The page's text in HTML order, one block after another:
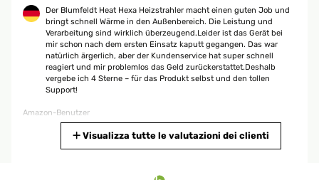
Der Blumfeldt Heat Hexa Heizstrahler macht einen guten Job und
bringt schnell Wärme in den Außenbereich. Die Leistung und
Verarbeitung sind wirklich überzeugend.Leider ist das Gerät bei
mir schon nach dem ersten Einsatz kaputt gegangen. Das war
natürlich ärgerlich, aber der Kundenservice hat super schnell
reagiert und mir problemlos das Geld zurückerstattet.Deshalb
vergebe ich 4 Sterne – für das Produkt selbst und den tollen
Support!
Amazon-Benutzer
Visualizza tutte le valutazioni dei clienti